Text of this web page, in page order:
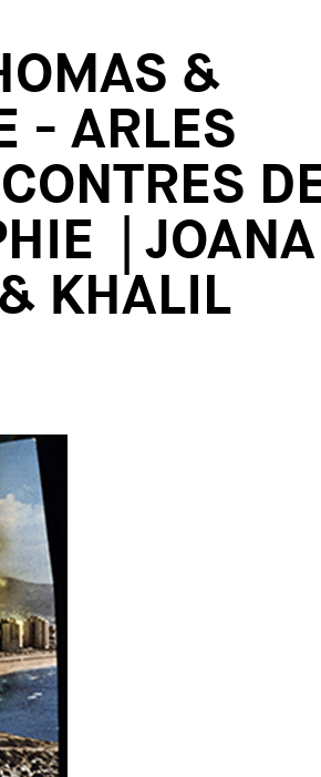
&
- ARLES
| JOANA
KHALIL